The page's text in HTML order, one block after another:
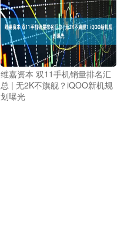
维嘉资本 双11手机销量排名汇
总 | 无2K不旗舰？iQOO新机规
划曝光